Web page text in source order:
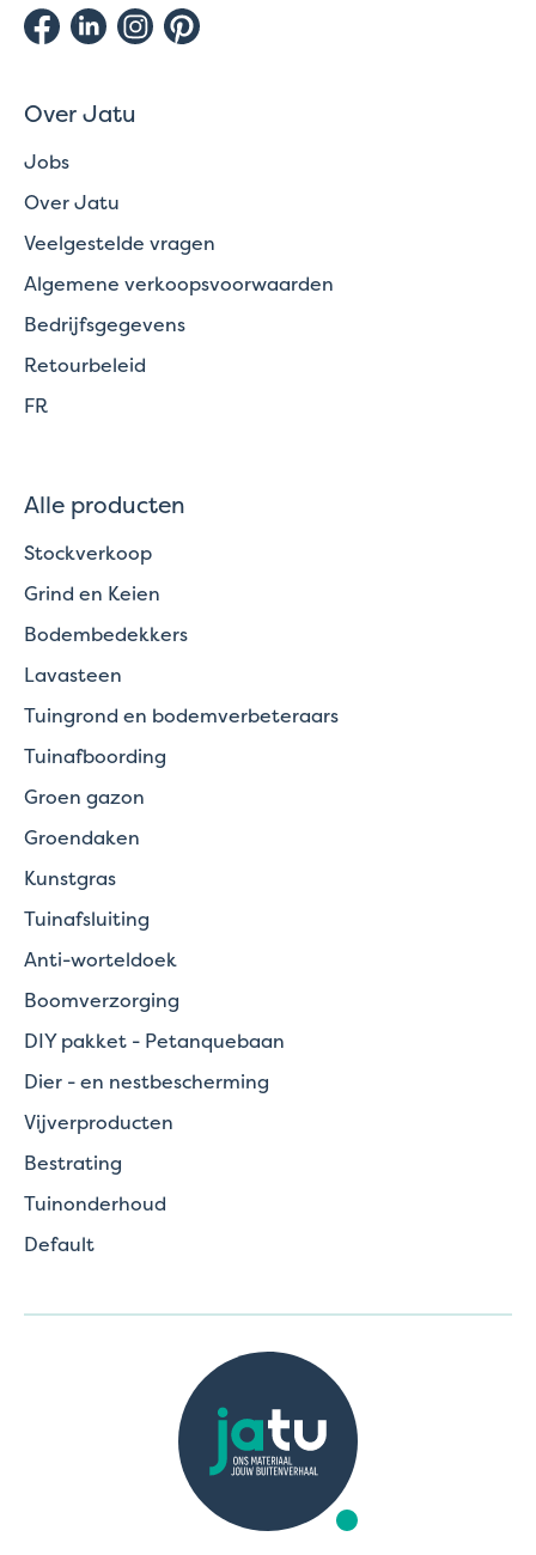
Over Jatu
Jobs
Over Jatu
Veelgestelde vragen
Algemene verkoopsvoorwaarden
Bedrijfsgegevens
Retourbeleid
FR
Alle producten
Stockverkoop
Grind en Keien
Bodembedekkers
Lavasteen
Tuingrond en bodemverbeteraars
Tuinafboording
Groen gazon
Groendaken
Kunstgras
Tuinafsluiting
Anti-worteldoek
Boomverzorging
DIY pakket - Petanquebaan
Dier - en nestbescherming
Vijverproducten
Bestrating
Tuinonderhoud
Default